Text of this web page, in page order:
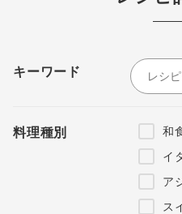
キーワード
料理種別 和
イ
ア
ス